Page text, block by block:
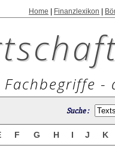
Home Finanzlexikon
-
Suche :
F G H I J K